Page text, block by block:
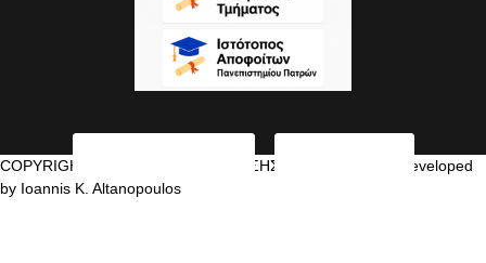
COPYRIGHT©2026 ΤΜΗΜΑ ΔΙΟΙΚΗΣΗΣ ΕΠΙΧΕΙΡΗΣΕΩΝ Developed
by Ioannis K. Altanopoulos